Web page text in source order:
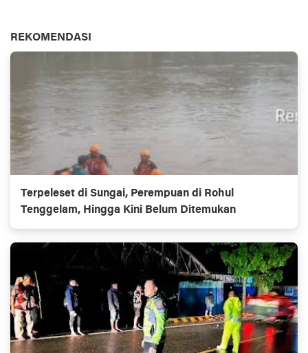
REKOMENDASI
Terpeleset di Sungai, Perempuan di Rohul
Tenggelam, Hingga Kini Belum Ditemukan